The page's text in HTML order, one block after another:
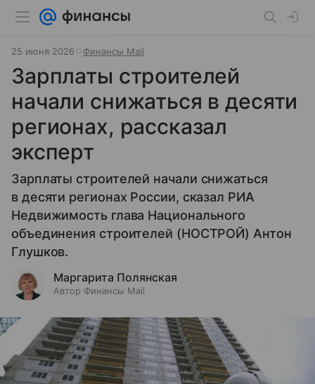
25 июня 2026 Финансы Mail
Зарплаты строителей
начали снижаться в десяти
регионах, рассказал
эксперт
Зарплаты строителей начали снижаться
в десяти регионах России, сказал РИА
Недвижимость глава Национального
объединения строителей (НОСТРОЙ) Антон
Глушков.
Маргарита Полянская
Автор Финансы Mail